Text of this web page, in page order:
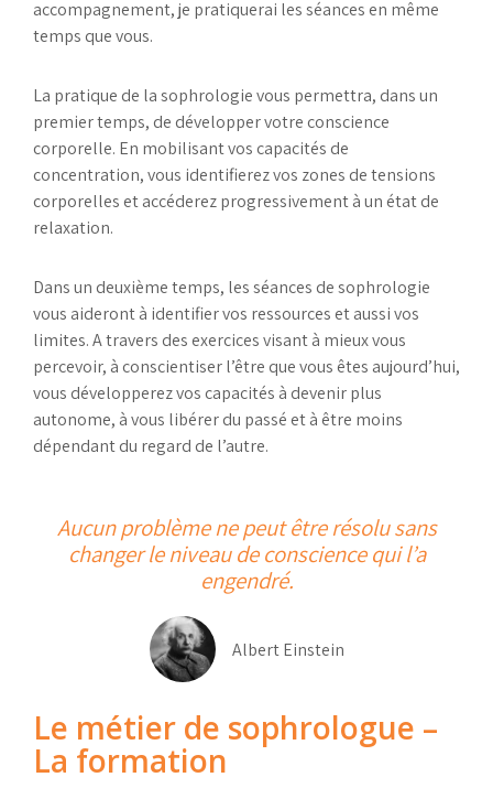
accompagnement, je pratiquerai les séances en même
temps que vous.
La pratique de la sophrologie vous permettra, dans un
premier temps, de développer votre conscience
corporelle. En mobilisant vos capacités de
concentration, vous identifierez vos zones de tensions
corporelles et accéderez progressivement à un état de
relaxation.
Dans un deuxième temps, les séances de sophrologie
vous aideront à identifier vos ressources et aussi vos
limites. A travers des exercices visant à mieux vous
percevoir, à conscientiser l’être que vous êtes aujourd’hui,
vous développerez vos capacités à devenir plus
autonome, à vous libérer du passé et à être moins
dépendant du regard de l’autre.
Aucun problème ne peut être résolu sans
changer le niveau de conscience qui l’a
engendré.
Albert Einstein
Le métier de sophrologue –
La formation